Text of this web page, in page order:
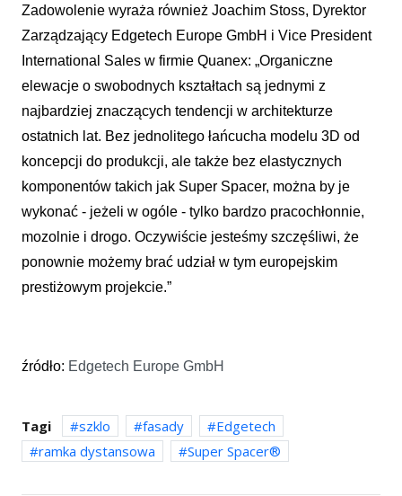
Zadowolenie wyraża również Joachim Stoss, Dyrektor
Zarządzający Edgetech Europe GmbH i Vice President
International Sales w firmie Quanex: „Organiczne
elewacje o swobodnych kształtach są jednymi z
najbardziej znaczących tendencji w architekturze
ostatnich lat. Bez jednolitego łańcucha modelu 3D od
koncepcji do produkcji, ale także bez elastycznych
komponentów takich jak Super Spacer, można by je
wykonać - jeżeli w ogóle - tylko bardzo pracochłonnie,
mozolnie i drogo. Oczywiście jesteśmy szczęśliwi, że
ponownie możemy brać udział w tym europejskim
prestiżowym projekcie.”
źródło: Edgetech Europe GmbH
Tagi szklo fasady
Edgetech
ramka dystansowa
Super Spacer®